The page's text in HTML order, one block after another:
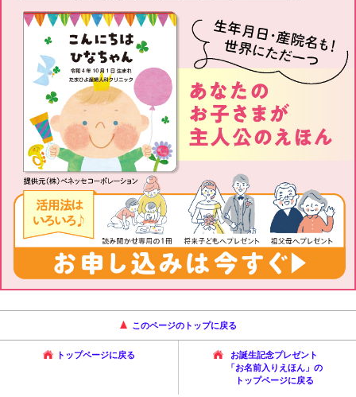
このページのトップに戻る
トップページに戻る
お誕生記念プレゼント
「お名前入りえほん」の
トップページに戻る